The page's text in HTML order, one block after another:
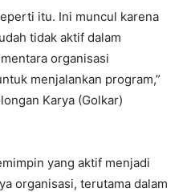
itu. Ini muncul karena
tidak aktif dalam
organisasi
menjalankan program,”
Karya (Golkar)
yang aktif menjadi
organisasi, terutama dalam